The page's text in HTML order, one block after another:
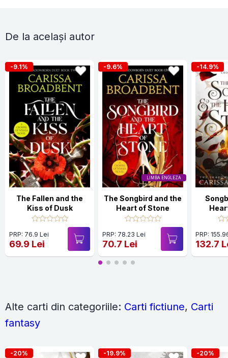
De la același autor
-9.1%
The Fallen and the
Kiss of Dusk
PRP: 76.9 Lei
69.9 Lei
LIMBA ENGLEZA
-9.6%
The Songbird and the
Heart of Stone
PRP: 78.23 Lei
70.7 Lei
-14.9%
PRP:
132.7
Alte carti din categoriile: Carti fictiune, Carti
fantasy
-20% -19.9% -20%